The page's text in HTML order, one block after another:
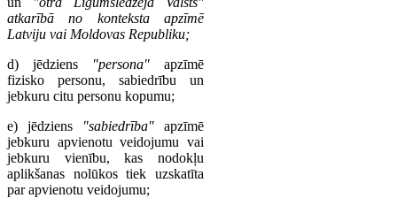
atkarībā no konteksta apzīmē
Latviju vai Moldovas Republiku;
d) jēdziens
"persona" apzīmē
fizisko personu, sabiedrību un
jebkuru citu personu kopumu;
e) jēdziens
"sabiedrība" apzīmē
jebkuru apvienotu veidojumu vai
jebkuru vienību, kas nodokļu
aplikšanas nolūkos tiek uzskatīta
par apvienotu veidojumu;